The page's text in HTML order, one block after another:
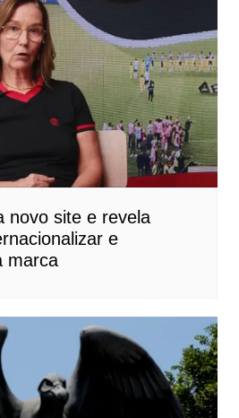
novo site e revela
e
marca